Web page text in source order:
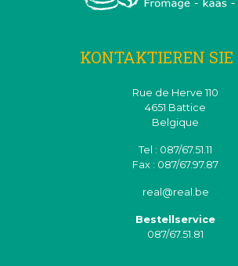
KONTAKTIEREN SIE
Rue de Herve 110
4651 Battice
Belgique
Tel : 087/67.51.11
Fax : 087/67.97.87
real@real.be
Bestellservice
087/67.51.81